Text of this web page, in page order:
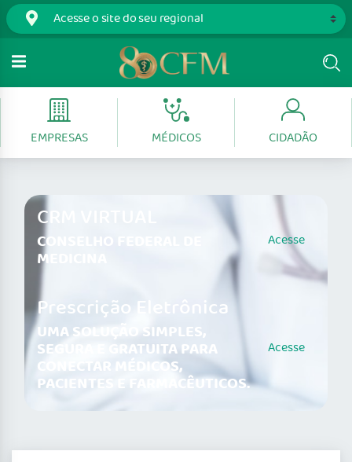
EMPRESAS MÉDICOS CIDADÃO
CRM VIRTUAL
CONSELHO FEDERAL DE
MEDICINA
Acesse
Prescrição Eletrônica
UMA SOLUÇÃO SIMPLES,
SEGURA E GRATUITA PARA
CONECTAR MÉDICOS,
PACIENTES E FARMACÊUTICOS.
Acesse